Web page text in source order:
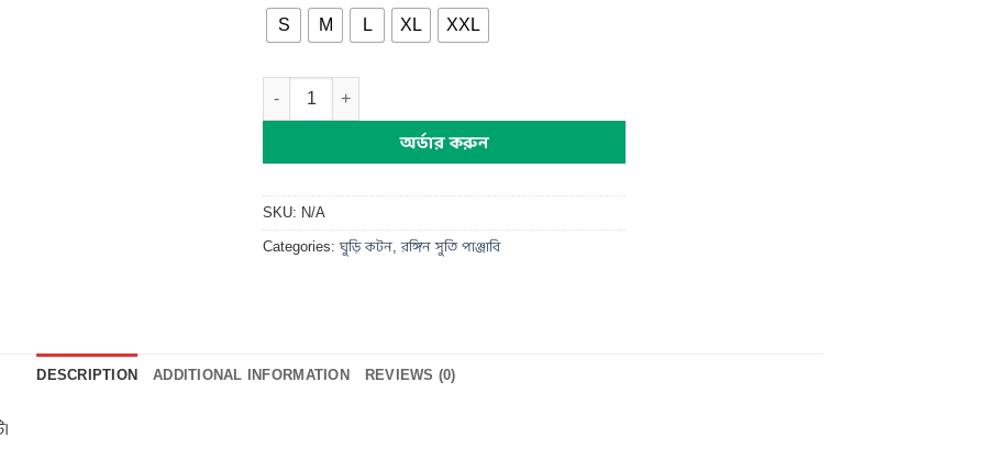
S M L XL XXL
টেন্সিল কটন পাঞ্জাবি quantity
অর্ডার করুন
SKU: N/A
Categories:ঘুড়ি কটন ,রঙ্গিন সুতি পাঞ্জাবি
DESCRIPTION ADDITIONAL INFORMATION REVIEWS (0)